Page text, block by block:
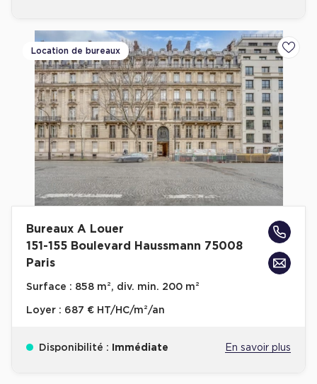
Guide & Conseils
Livrets blancs & Études
Cas Clients
Location de bureaux
Bureaux A Louer
151-155 Boulevard Haussmann 75008
Paris
Surface : 858 m², div. min. 200 m²
Loyer : 687 € HT/HC/m²/an
Disponibilité : Immédiate En savoir plus